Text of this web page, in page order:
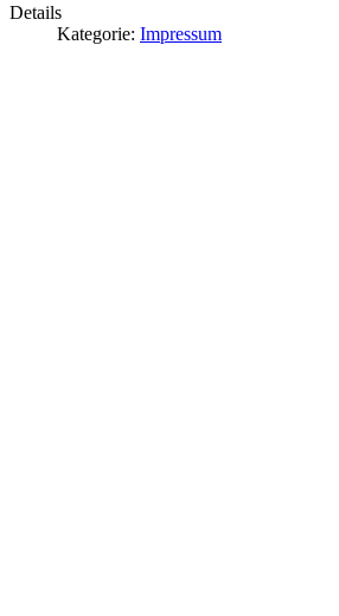
Details
Kategorie: Impressum